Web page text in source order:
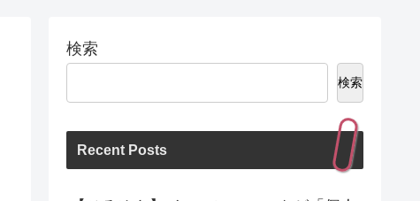
検索
検索
Recent Posts